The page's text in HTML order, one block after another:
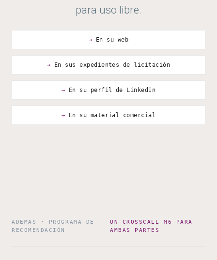
para uso libre.
En su web
En sus expedientes de licitación
En su perfil de LinkedIn
En su material comercial
ADEMÁS · PROGRAMA DE
RECOMENDACIÓN
UN CROSSCALL M6 PARA
AMBAS PARTES